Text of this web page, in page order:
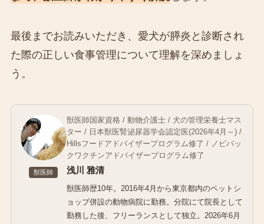
最後までお読みいただき、愛犬が膵炎と診断され
た際の正しい食事管理について理解を深めましょ
う。
獣医師
獣医師国家資格 / 動物介護士 / 犬の管理栄養士マス
ター / 日本獣医腎泌尿器学会認定医(2026年4月～) /
Hillsフードアドバイザープログラム修了 / ノビバッ
クワクチンアドバイザープログラム修了
浅川 雅清
獣医師歴10年。2016年4月から東京都内のペットシ
ョップ併設の動物病院に勤務。分院にて院長として
勤務した後、フリーランスとして独立。2026年6月